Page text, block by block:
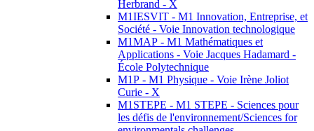
Herbrand - X
M1IESVIT - M1 Innovation, Entreprise, et
Société - Voie Innovation technologique
M1MAP - M1 Mathématiques et
Applications - Voie Jacques Hadamard -
École Polytechnique
M1P - M1 Physique - Voie Irène Joliot
Curie - X
M1STEPE - M1 STEPE - Sciences pour
les défis de l'environnement/Sciences for